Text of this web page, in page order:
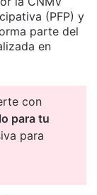
(PFP) y
parte del
en
con
para tu
para